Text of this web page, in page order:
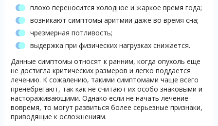
плохо переносится холодное и жаркое время года;
возникают симптомы аритмии даже во время сна;
чрезмерная потливость;
выдержка при физических нагрузках снижается.
Данные симптомы относят к ранним, когда опухоль еще
не достигла критических размеров и легко поддается
лечению. К сожалению, такими симптомами чаще всего
пренебрегают, так как не считают их особо знаковыми и
настораживающими. Однако если не начать лечение
вовремя, то могут развиться более серьезные признаки,
приводящие к осложнениям.